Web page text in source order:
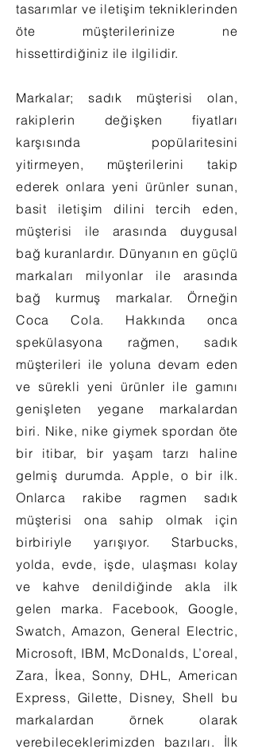
tasarımlar ve iletişim tekniklerinden
öte müşterilerinize ne
hissettirdiğiniz ile ilgilidir.
Markalar; sadık müşterisi olan,
rakiplerin değişken fiyatları
karşısında popülaritesini
yitirmeyen, müşterilerini takip
ederek onlara yeni ürünler sunan,
basit iletişim dilini tercih eden,
müşterisi ile arasında duygusal
bağ kuranlardır. Dünyanın en güçlü
markaları milyonlar ile arasında
bağ kurmuş markalar. Örneğin
Coca Cola. Hakkında onca
spekülasyona rağmen, sadık
müşterileri ile yoluna devam eden
ve sürekli yeni ürünler ile gamını
genişleten yegane markalardan
biri. Nike, nike giymek spordan öte
bir itibar, bir yaşam tarzı haline
gelmiş durumda. Apple, o bir ilk.
Onlarca rakibe ragmen sadık
müşterisi ona sahip olmak için
birbiriyle yarışıyor. Starbucks,
yolda, evde, işde, ulaşması kolay
ve kahve denildiğinde akla ilk
gelen marka. Facebook, Google,
Swatch, Amazon, General Electric,
Microsoft, IBM, McDonalds, L’oreal,
Zara, İkea, Sonny, DHL, American
Express, Gilette, Disney, Shell bu
markalardan örnek olarak
verebileceklerimizden bazıları. İlk